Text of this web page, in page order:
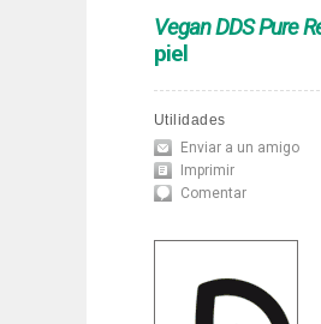
Vegan DDS Pure
piel
Utilidades
Enviar a un amigo
Imprimir
Comentar